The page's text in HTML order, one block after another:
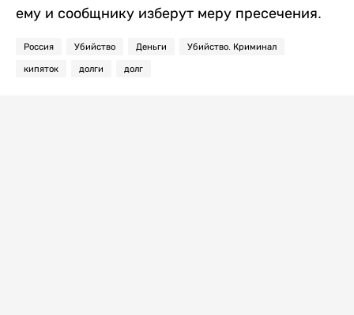
ему и сообщнику изберут меру пресечения.
Россия Убийство Деньги Убийство. Криминал
кипяток долги долг